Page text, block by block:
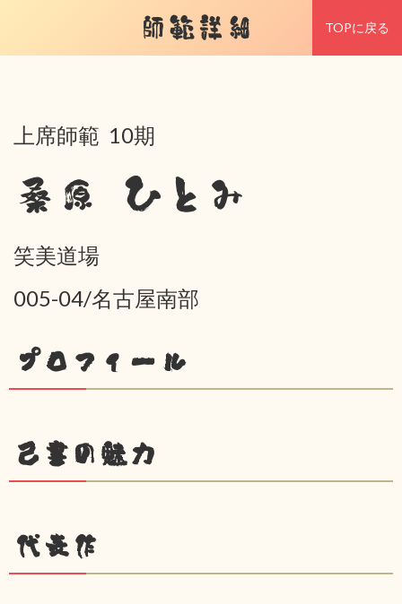
師範詳細 TOPに戻る
上席師範 10期
桑原 ひとみ
笑美道場
005-04/名古屋南部
プロフィール
己書の魅力
代表作